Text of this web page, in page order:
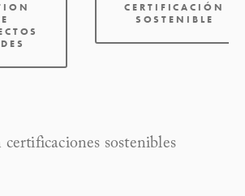
CERTIFICACIÓN
SOSTENIBLE
certificaciones sostenibles